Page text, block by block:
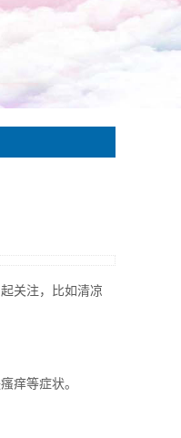
关注，比如清凉
痒等症状。